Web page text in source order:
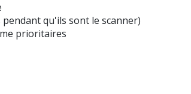
qu'ils sont le scanner)
prioritaires